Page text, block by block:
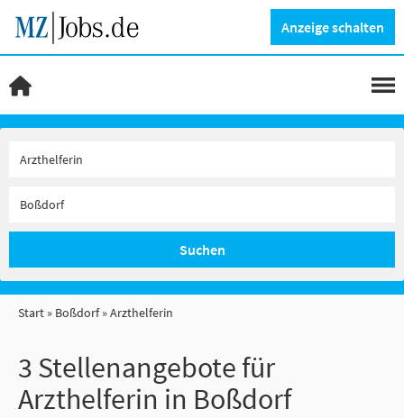
Anzeige schalten
Suchen
Start Boßdorf Arzthelferin
3 Stellenangebote für
Arzthelferin in Boßdorf